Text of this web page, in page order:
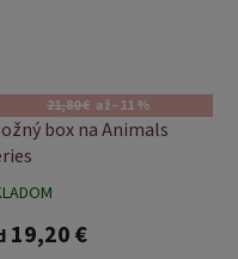
21,80 € až–11 %
box na Animals
19,20 €